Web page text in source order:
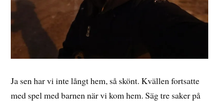
Ja sen har vi inte långt hem, så skönt. Kvällen fortsatte
med spel med barnen när vi kom hem. Säg tre saker på